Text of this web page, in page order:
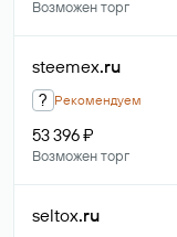
Возможен торг
steemex.ru
? Рекомендуем
53 396 ₽
Возможен торг
seltox.ru